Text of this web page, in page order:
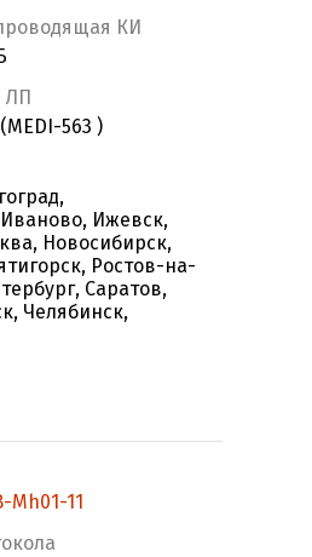
КИ
ЛП
563 )
Иваново, Ижевск,
Новосибирск,
Ростов-на-
Саратов,
Челябинск,
11